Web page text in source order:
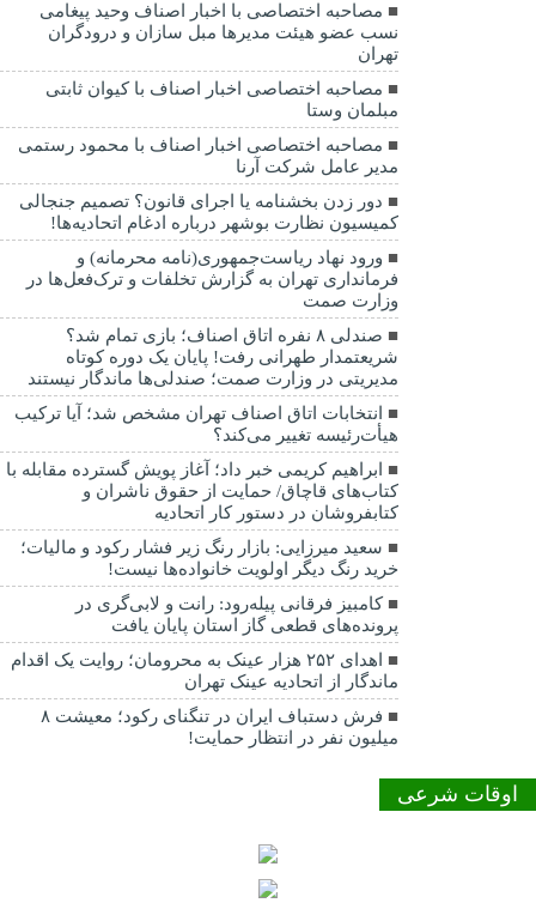
مصاحبه اختصاصی با اخبار اصناف وحید پیغامی
نسب عضو هیئت مدیرها مبل سازان و درودگران
تهران
مصاحبه اختصاصی اخبار اصناف با کیوان ثابتی
مبلمان وستا
مصاحبه اختصاصی اخبار اصناف با محمود رستمی
مدیر عامل شرکت آرنا
دور زدن بخشنامه یا اجرای قانون؟ تصمیم جنجالی
کمیسیون نظارت بوشهر درباره ادغام اتحادیه‌ها!
ورود نهاد ریاست‌جمهوری(نامه محرمانه) و
فرمانداری تهران به گزارش تخلفات و ترک‌فعل‌ها در
وزارت صمت
صندلی ۸ نفره اتاق اصناف؛ بازی تمام شد؟
شریعتمدار طهرانی رفت! پایان یک دوره کوتاه
مدیریتی در وزارت صمت؛ صندلی‌ها ماندگار نیستند
انتخابات اتاق اصناف تهران مشخص شد؛ آیا ترکیب
هیأت‌رئیسه تغییر می‌کند؟
ابراهیم کریمی خبر داد؛ آغاز پویش گسترده مقابله با
کتاب‌های قاچاق/ حمایت از حقوق ناشران و
کتابفروشان در دستور کار اتحادیه
سعید میرزایی: بازار رنگ زیر فشار رکود و مالیات؛
خرید رنگ دیگر اولویت خانواده‌ها نیست!
کامبیز فرقانی پیله‌رود: رانت و لابی‌گری در
پرونده‌های قطعی گاز استان پایان یافت
اهدای ۲۵۲ هزار عینک به محرومان؛ روایت یک اقدام
ماندگار از اتحادیه عینک تهران
فرش دستباف ایران در تنگنای رکود؛ معیشت ۸
میلیون نفر در انتظار حمایت!
اوقات شرعی